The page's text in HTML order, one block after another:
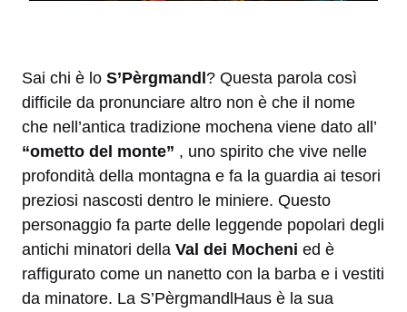
Sai chi è lo S’Pèrgmandl? Questa parola così
difficile da pronunciare altro non è che il nome
che nell’antica tradizione mochena viene dato all’
“ometto del monte” , uno spirito che vive nelle
profondità della montagna e fa la guardia ai tesori
preziosi nascosti dentro le miniere. Questo
personaggio fa parte delle leggende popolari degli
antichi minatori della Val dei Mocheni ed è
raffigurato come un nanetto con la barba e i vestiti
da minatore. La S’PèrgmandlHaus è la sua